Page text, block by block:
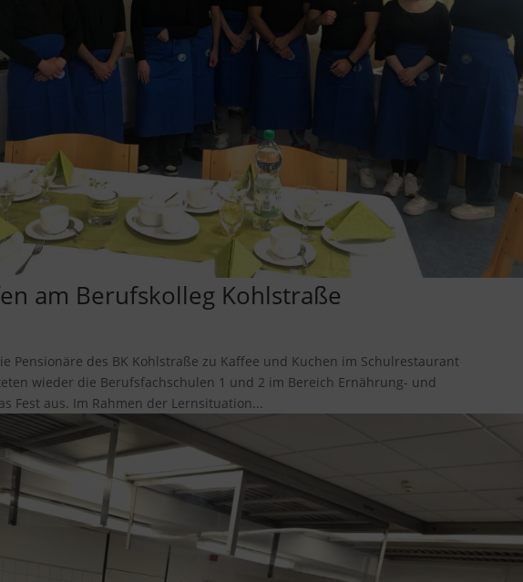
am Berufskolleg Kohlstraße
Pensionäre des BK Kohlstraße zu Kaffee und Kuchen im Schulrestaurant
wieder die Berufsfachschulen 1 und 2 im Bereich Ernährung- und
Fest aus. Im Rahmen der Lernsituation...